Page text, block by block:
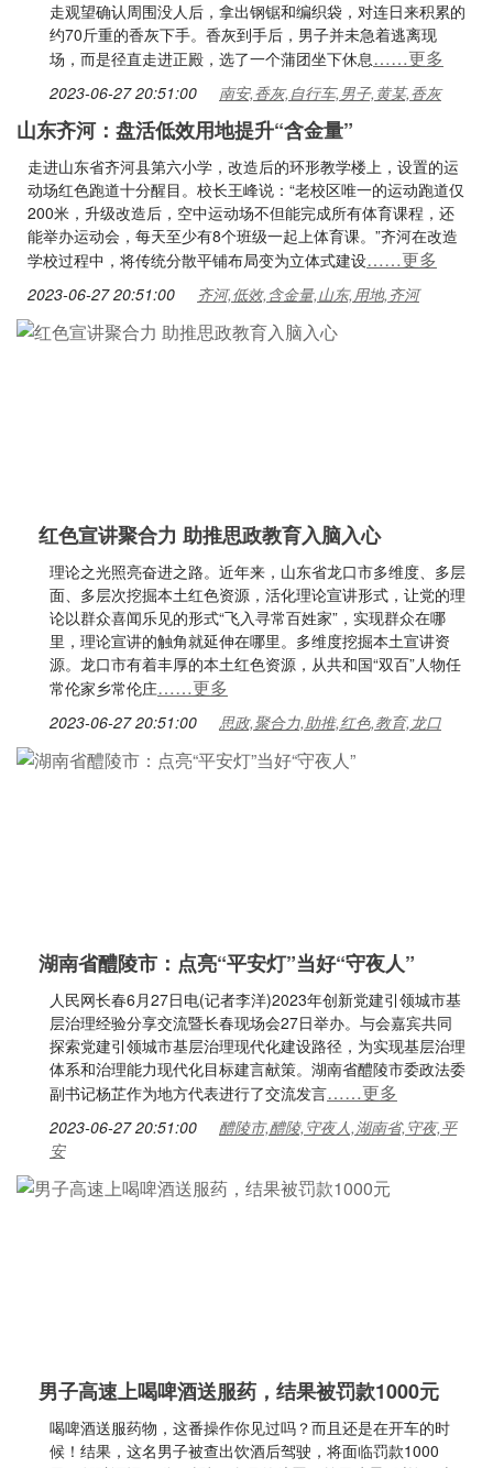
走观望确认周围没人后，拿出钢锯和编织袋，对连日来积累的
约70斤重的香灰下手。香灰到手后，男子并未急着逃离现
场，而是径直走进正殿，选了一个蒲团坐下休息……更多
2023-06-27 20:51:00 南安,香灰,自行车,男子,黄某,香灰
山东齐河：盘活低效用地提升“含金量”
走进山东省齐河县第六小学，改造后的环形教学楼上，设置的运
动场红色跑道十分醒目。校长王峰说：“老校区唯一的运动跑道仅
200米，升级改造后，空中运动场不但能完成所有体育课程，还
能举办运动会，每天至少有8个班级一起上体育课。”齐河在改造
学校过程中，将传统分散平铺布局变为立体式建设……更多
2023-06-27 20:51:00 齐河,低效,含金量,山东,用地,齐河
红色宣讲聚合力 助推思政教育入脑入心
理论之光照亮奋进之路。近年来，山东省龙口市多维度、多层
面、多层次挖掘本土红色资源，活化理论宣讲形式，让党的理
论以群众喜闻乐见的形式“飞入寻常百姓家”，实现群众在哪
里，理论宣讲的触角就延伸在哪里。多维度挖掘本土宣讲资
源。龙口市有着丰厚的本土红色资源，从共和国“双百”人物任
常伦家乡常伦庄……更多
2023-06-27 20:51:00 思政,聚合力,助推,红色,教育,龙口
湖南省醴陵市：点亮“平安灯”当好“守夜人”
人民网长春6月27日电(记者李洋)2023年创新党建引领城市基
层治理经验分享交流暨长春现场会27日举办。与会嘉宾共同
探索党建引领城市基层治理现代化建设路径，为实现基层治理
体系和治理能力现代化目标建言献策。湖南省醴陵市委政法委
副书记杨芷作为地方代表进行了交流发言……更多
2023-06-27 20:51:00
醴陵市,醴陵,守夜人,湖南省,守夜,平
安
男子高速上喝啤酒送服药，结果被罚款1000元
喝啤酒送服药物，这番操作你见过吗？而且还是在开车的时
候！结果，这名男子被查出饮酒后驾驶，将面临罚款1000